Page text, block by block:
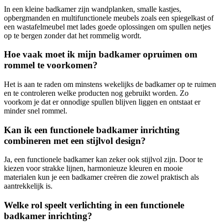
In een kleine badkamer zijn wandplanken, smalle kastjes,
opbergmanden en multifunctionele meubels zoals een spiegelkast of
een wastafelmeubel met lades goede oplossingen om spullen netjes
op te bergen zonder dat het rommelig wordt.
Hoe vaak moet ik mijn badkamer opruimen om
rommel te voorkomen?
Het is aan te raden om minstens wekelijks de badkamer op te ruimen
en te controleren welke producten nog gebruikt worden. Zo
voorkom je dat er onnodige spullen blijven liggen en ontstaat er
minder snel rommel.
Kan ik een functionele badkamer inrichting
combineren met een stijlvol design?
Ja, een functionele badkamer kan zeker ook stijlvol zijn. Door te
kiezen voor strakke lijnen, harmonieuze kleuren en mooie
materialen kun je een badkamer creëren die zowel praktisch als
aantrekkelijk is.
Welke rol speelt verlichting in een functionele
badkamer inrichting?